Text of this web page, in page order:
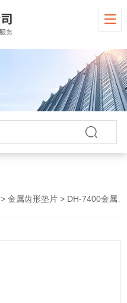
>金属齿形垫片 > DH-7400金属齿形垫片 齿形组合垫片